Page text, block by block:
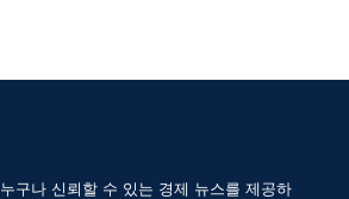
구나 신뢰할 수 있는 경제 뉴스를 제공하